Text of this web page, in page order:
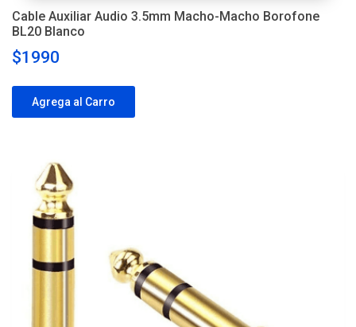
Cable Auxiliar Audio 3.5mm Macho-Macho Borofone
BL20 Blanco
$1990
Agrega al Carro